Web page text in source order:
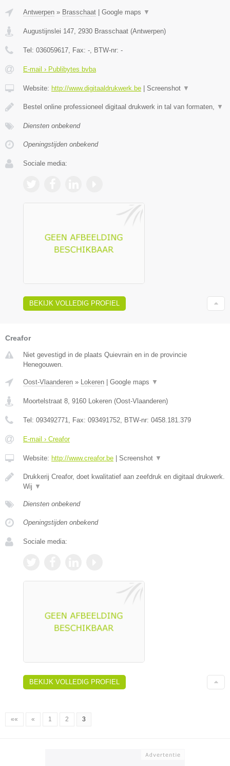
Antwerpen » Brasschaat | Google maps ▼
Augustijnslei 147 2930 Brasschaat (Antwerpen)
Tel: 036059617 , Fax: - , BTW-nr: -
E-mail › Publibytes bvba
Website: http://www.digitaaldrukwerk.be | Screenshot ▼
Bestel online professioneel digitaal drukwerk in tal van formaten, ▼
Diensten onbekend
Openingstijden onbekend
Sociale media:
BEKIJK VOLLEDIG PROFIEL
Creafor
Niet gevestigd in de plaats Quievrain en in de provincie
Henegouwen.
Oost-Vlaanderen » Lokeren Google maps ▼
Moortelstraat 8, 9160 Lokeren (Oost-Vlaanderen)
Tel: 093492771, Fax: 093491752, BTW-nr: 0458.181.379
E-mail › Creafor
Website: http://www.creafor.be Screenshot ▼
Drukkerij Creafor, doet kwalitatief aan zeefdruk en digitaal drukwerk.
Wij ▼
Diensten onbekend
Openingstijden onbekend
Sociale media:
BEKIJK VOLLEDIG PROFIEL
«« « 1 2 3